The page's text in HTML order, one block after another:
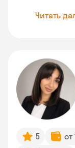
Читать
5 от